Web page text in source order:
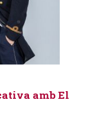
amb El